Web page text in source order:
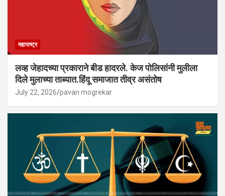
महाराष्ट्र
लव्ह जेहादच्या प्रकाराने बीड हादरले. केज पोलिसांनी मुलीला
दिले मुलाच्या ताब्यात.हिंदू समाजात तीव्र असंतोष
July 22, 2026 pavan mogrekar